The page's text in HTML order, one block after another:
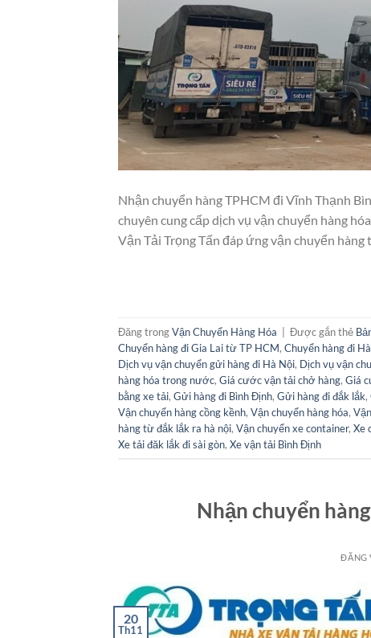
Nhận chuyển hàng TPHCM đi Vĩnh Thạnh
chuyên cung cấp dịch vụ vận chuyển hàng
Vận Tải Trọng Tấn đáp ứng vận chuyển hàng
Đăng trongVận Chuyển Hàng Hóa Được gắn thẻ
Chuyển hàng đi Gia Lai từ TP HCM, Chuyển hàng đi
Dịch vụ vận chuyển gửi hàng đi Hà Nội, Dịch vụ vận
hàng hóa trong nước, Giá cước vận tải chở hàng, Giá
bằng xe tải, Gửi hàng đi Bình Định, Gửi hàng đi đắk lắk,
Vận chuyển hàng cồng kềnh, Vận chuyển hàng hóa,
hàng từ đắk lắk ra hà nội, Vận chuyển xe container, Xe
Xe tải đăk lắk đi sài gòn, Xe vận tải Bình Định
Nhận chuyển
ĐĂNG
20
Th11